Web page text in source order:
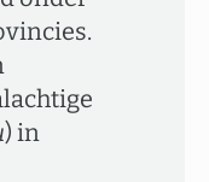
) in